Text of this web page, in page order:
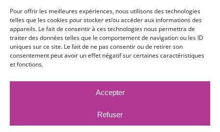
Pour offrir les meilleures expériences, nous utilisons des technologies
telles que les cookies pour stocker et/ou accéder aux informations des
appareils. Le fait de consentir à ces technologies nous permettra de
traiter des données telles que le comportement de navigation ou les ID
uniques sur ce site. Le fait de ne pas consentir ou de retirer son
consentement peut avoir un effet négatif sur certaines caractéristiques
et fonctions.
Accepter
Refuser
Toutes nos adresses, coordonnées et horaires
d'ouverture
CLIQUEZ ICI
PUBLICATIONS LÉGALES
ACCEO